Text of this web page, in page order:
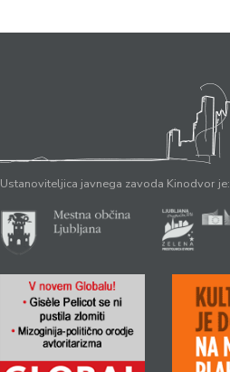
Ustanoviteljica javnega zavoda Kinodvor je: